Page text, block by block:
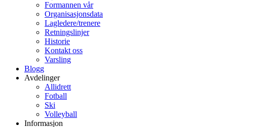
Formannen vår
Organisasjonsdata
Lagledere/trenere
Retningslinjer
Historie
Kontakt oss
Varsling
Blogg
Avdelinger
Allidrett
Fotball
Ski
Volleyball
Informasjon